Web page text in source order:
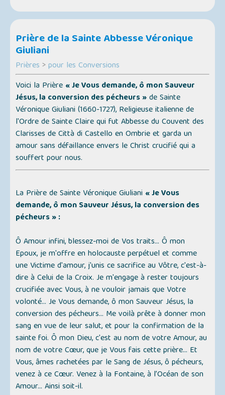
Prière de la Sainte Abbesse Véronique
Giuliani
Prières >pour les Conversions
Voici la Prière « Je Vous demande, ô mon Sauveur
Jésus, la conversion des pécheurs »de Sainte
Véronique Giuliani (1660-1727), Religieuse italienne de
l'Ordre de Sainte Claire qui fut Abbesse du Couvent des
Clarisses deCittà di Castello en Ombrie et garda un
amour sans défaillance envers le Christ crucifié qui a
souffert pour nous.
La Prière de Sainte Véronique Giuliani « Je Vous
demande, ô mon Sauveur Jésus, la conversion des
pécheurs » :
Ô Amour infini, blessez-moi de Vos traits... Ô mon
Epoux, je m'offre en holocauste perpétuel et comme
une Victime d'amour, j'unis ce sacrifice au Vôtre, c'est-à-
dire à Celui de la Croix. Je m'engage à rester toujours
crucifiée avec Vous, à ne vouloir jamais que Votre
volonté... Je Vous demande, ô mon Sauveur Jésus, la
conversion des pécheurs... Me voilà prête à donner mon
sang en vue de leur salut, et pour la confirmation de la
sainte foi. Ô mon Dieu, c'est au nom de votre Amour, au
nom de votre Cœur, que je Vous fais cette prière... Et
Vous, âmes rachetées par le Sang de Jésus, ô pécheurs,
venez à ce Cœur. Venez à la Fontaine, à l’Océan de son
Amour... Ainsi soit-il.